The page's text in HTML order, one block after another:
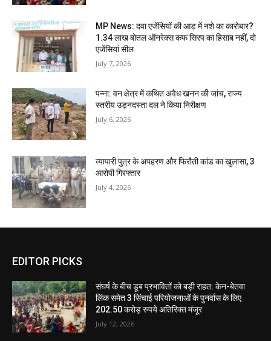
MP News: दवा एजेंसियों की आड़ में नशे का कारोबार?
1.34 लाख बोतल ऑनरेक्स कफ सिरप का हिसाब नहीं, दो
एजेंसियां सील
July 7, 2026
पन्ना: वन क्षेत्र में कथित अवैध खनन की जांच, राज्य
स्तरीय उड़नदस्ता दल ने किया निरीक्षण
July 6, 2026
व्यापारी पुत्र के अपहरण और फिरौती कांड का खुलासा, 3
आरोपी गिरफ्तार
July 4, 2026
EDITOR PICKS
संघर्ष के बीच डूब प्रभावितों को बड़ी राहत: केन-बेतवा
लिंक समेत 3 सिंचाई परियोजनाओं के पुनर्वास के लिए
202.50 करोड़ रुपये अतिरिक्त मंजूर
July 12, 2026